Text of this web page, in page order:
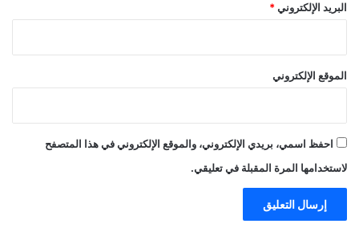
البريد الإلكتروني *
الموقع الإلكتروني
احفظ اسمي، بريدي الإلكتروني، والموقع الإلكتروني في هذا المتصفح
لاستخدامها المرة المقبلة في تعليقي.